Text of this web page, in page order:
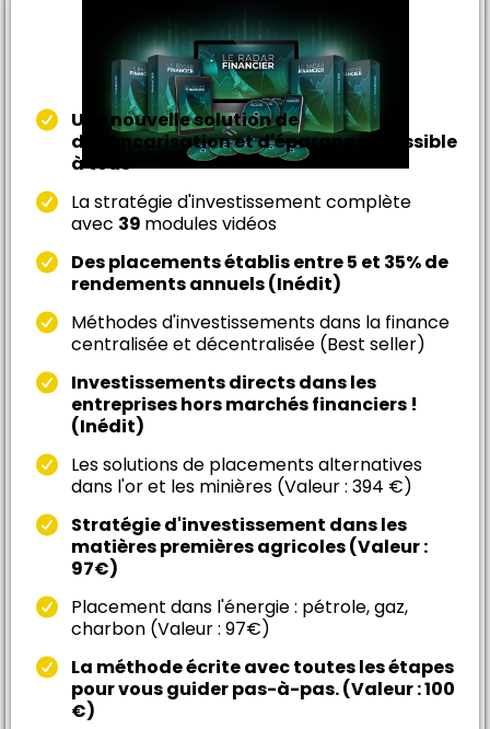
Alors le Radar Financier est fait pour vous.
Et je vous invite à y accéder dès maintenant sur ce
bon de commande sécurisé :
Vous allez recevoir :
Une nouvelle solution de
débancarisation et d'épargne accessible
à tous
La stratégie d'investissement complète
avec 39 modules vidéos
Des placements établis entre 5 et 35% de
rendements annuels (Inédit)
Méthodes d'investissements dans la finance
centralisée et décentralisée (Best seller)
Investissements directs dans les
entreprises hors marchés financiers !
(Inédit)
Les solutions de placements alternatives
dans l'or et les minières (Valeur : 394 €)
Stratégie d'investissement dans les
matières premières agricoles (Valeur :
97€)
Placement dans l'énergie : pétrole, gaz,
charbon (Valeur : 97€)
La méthode écrite avec toutes les étapes
pour vous guider pas-à-pas. (Valeur : 100
€)